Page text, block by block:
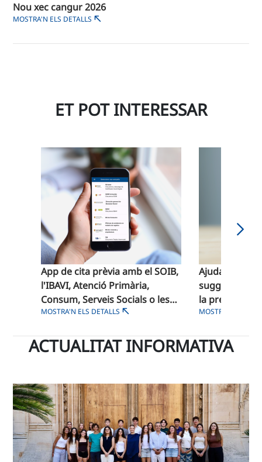
Nou xec cangur 2026
MOSTRA'N ELS DETALLS
ET POT INTERESSAR
App de cita prèvia amb el SOIB,
l'IBAVI, Atenció Primària,
Consum, Serveis Socials o les
oficines de registre
MOSTRA'N ELS DETALLS
Ajuda'ns a
la prestació
GOIB
MOSTRA'N ELS
ACTUALITAT INFORMATIVA